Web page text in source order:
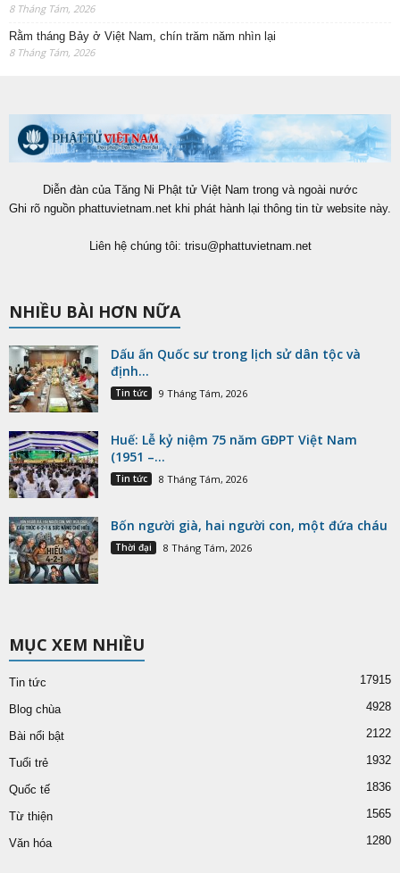
8 Tháng Tám, 2026
Rằm tháng Bảy ở Việt Nam, chín trăm năm nhìn lại
8 Tháng Tám, 2026
Diễn đàn của Tăng Ni Phật tử Việt Nam trong và ngoài nước
Ghi rõ nguồn phattuvietnam.net khi phát hành lại thông tin từ website này.
Liên hệ chúng tôi: trisu@phattuvietnam.net
NHIỀU BÀI HƠN NỮA
Dấu ấn Quốc sư trong lịch sử dân tộc và
định...
Tin tức 9 Tháng Tám, 2026
Huế: Lễ kỷ niệm 75 năm GĐPT Việt Nam
(1951 –...
Tin tức 8 Tháng Tám, 2026
Bốn người già, hai người con, một đứa cháu
Thời đại 8 Tháng Tám, 2026
MỤC XEM NHIỀU
Tin tức 17915
Blog chùa 4928
Bài nổi bật 2122
Tuổi trẻ 1932
Quốc tế 1836
Từ thiện 1565
Văn hóa 1280